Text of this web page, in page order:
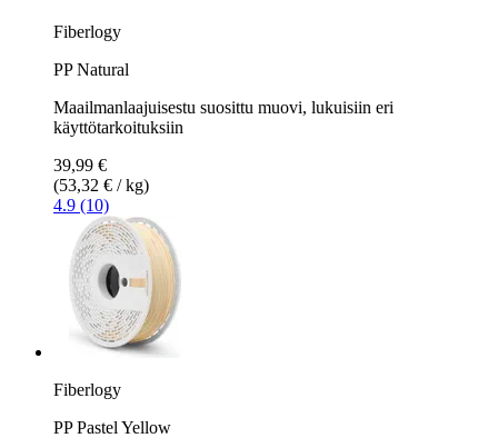
Fiberlogy
PP Natural
Maailmanlaajuisestu suosittu muovi, lukuisiin eri
käyttötarkoituksiin
39,99 €
(53,32 € / kg)
4.9 (10)
Fiberlogy
PP Pastel Yellow